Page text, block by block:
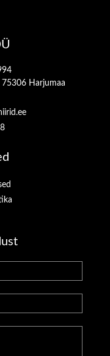
75306 Harjumaa